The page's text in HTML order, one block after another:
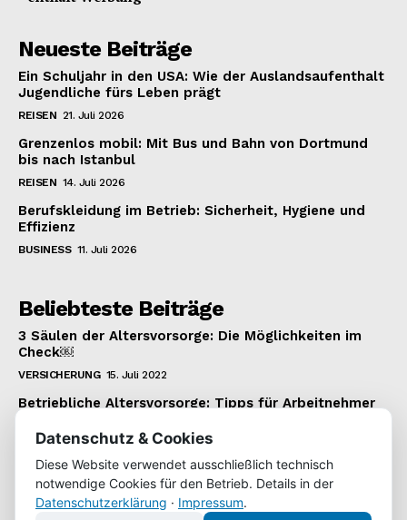
Neueste Beiträge
Ein Schuljahr in den USA: Wie der Auslandsaufenthalt
Jugendliche fürs Leben prägt
REISEN 21. Juli 2026
Grenzenlos mobil: Mit Bus und Bahn von Dortmund
bis nach Istanbul
REISEN 14. Juli 2026
Berufskleidung im Betrieb: Sicherheit, Hygiene und
Effizienz
BUSINESS 11. Juli 2026
Beliebteste Beiträge
3 Säulen der Altersvorsorge: Die Möglichkeiten im
Check￼
VERSICHERUNG 15. Juli 2022
Betriebliche Altersvorsorge: Tipps für Arbeitnehmer
22. Juli 2022
Datenschutz & Cookies
Diese Website verwendet ausschließlich technisch
notwendige Cookies für den Betrieb. Details in der
Datenschutzerklärung · Impressum.